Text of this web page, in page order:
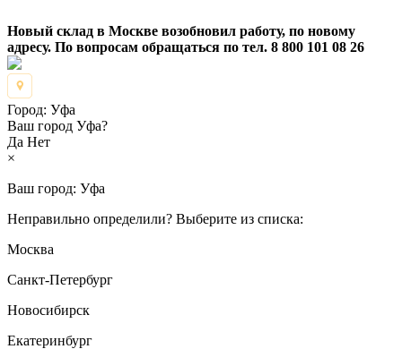
Новый склад в Москве возобновил работу, по новому
адресу. По вопросам обращаться по тел. 8 800 101 08 26
Город: Уфа
Ваш город Уфа?
Да Нет
×
Ваш город: Уфа
Неправильно определили? Выберите из списка:
Москва
Санкт-Петербург
Новосибирск
Екатеринбург